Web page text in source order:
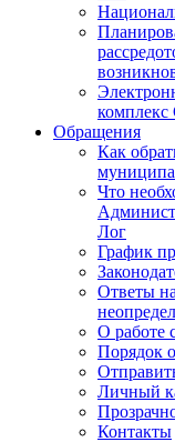
комплекс
Обращения
Как
Что
Лог
График
Ответы
О работе
Порядок
Личный
Контакты